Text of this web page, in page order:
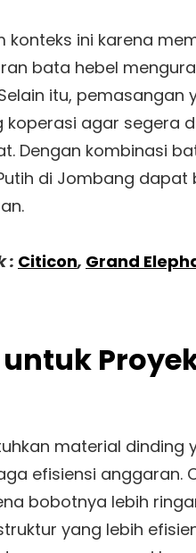
ini karena
bata hebel
itu, pemasangan
agar segera
Dengan kombinasi
di Jombang dapat
: Citicon, Grand
material dinding
efisiensi anggaran.
bobotnya lebih
yang lebih